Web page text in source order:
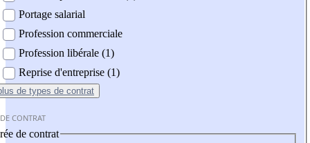
Portage salarial
Profession commerciale
Profession libérale (1)
Reprise d'entreprise (1)
de types de contrat
CONTRAT
de contrat